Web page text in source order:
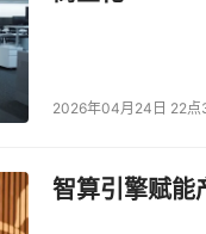
2026年04月24日 22点
智算引擎赋能